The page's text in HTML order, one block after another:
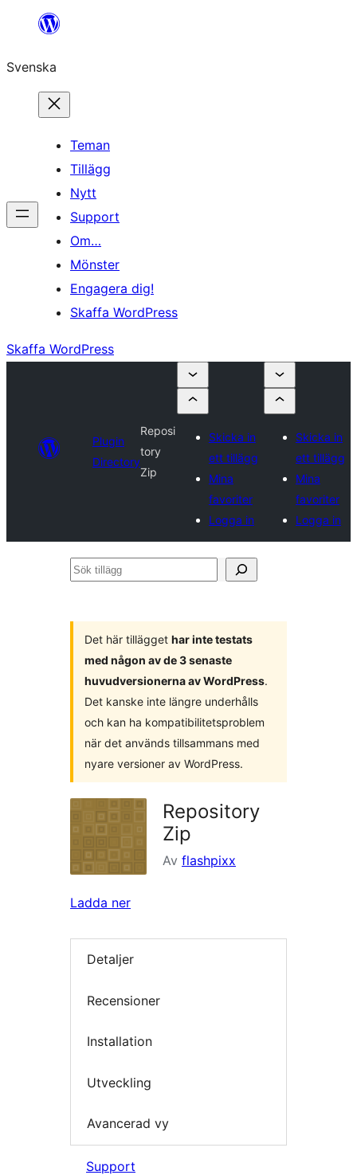
Hoppa
innehåll
Svenska
Teman
Tillägg
Nytt
Support
Om…
Mönster
Engagera dig!
Skaffa WordPress
Skaffa WordPress
Plugin
Directory
Reposi
tory
Zip
Skicka in
ett tillägg
Mina
favoriter
Logga in
Skicka in
ett tillägg
Mina
favoriter
Logga in
Sök
Det här tillägget har inte testats
med någon av de 3 senaste
huvudversionerna av WordPress.
Det kanske inte längre underhålls
och kan ha kompatibilitetsproblem
när det används tillsammans med
nyare versioner av WordPress.
Repository
Zip
Av flashpixx
Ladda ner
Detaljer
Recensioner
Installation
Utveckling
Avancerad vy
Support